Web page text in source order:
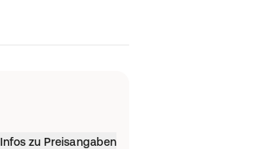
Infos zu Preisangaben